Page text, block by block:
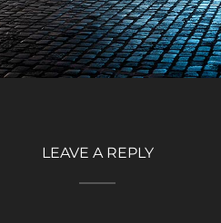
LEAVE A REPLY